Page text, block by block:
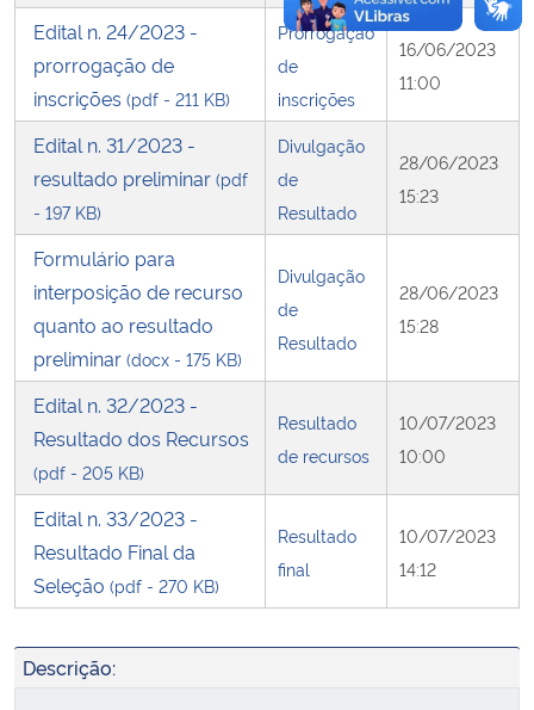
Edital n. 24/2023 -
prorrogação de
inscrições (pdf - 211 KB)
Prorrogação
de
inscrições
16/06/2023
11:00
Edital n. 31/2023 -
resultado preliminar (pdf
- 197 KB)
Divulgação
de
Resultado
28/06/2023
15:23
Formulário para
interposição de recurso
quanto ao resultado
preliminar (docx - 175 KB)
Divulgação
de
Resultado
28/06/2023
15:28
Edital n. 32/2023 -
Resultado dos Recursos
(pdf - 205 KB)
Resultado
de recursos
10/07/2023
10:00
Edital n. 33/2023 -
Resultado Final da
Seleção (pdf - 270 KB)
Resultado
final
10/07/2023
14:12
Descrição: